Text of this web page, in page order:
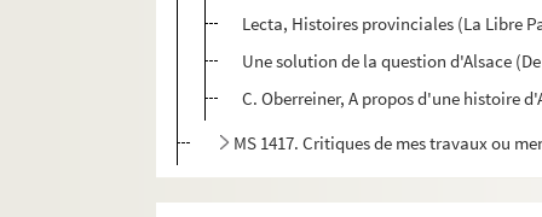
Lecta, Histoires provinciales (La Libre
Une solution de la question d'Alsace
C. Oberreiner, A propos d'une histoire
MS 1417. Critiques de mes travaux ou